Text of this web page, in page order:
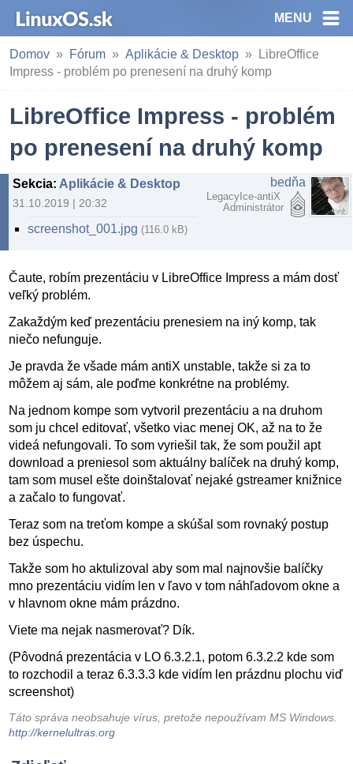
MENU
Domov Fórum Aplikácie & Desktop
LibreOffice
Impress - problém po prenesení na druhý komp
LibreOffice Impress - problém
po prenesení na druhý komp
Sekcia: Aplikácie & Desktop
31.10.2019 | 20:32
bedňa
LegacyIce-antiX
Administrátor
screenshot_001.jpg (116.0 kB)
Čaute, robím prezentáciu v LibreOffice Impress a mám dosť
veľký problém.
Zakaždým keď prezentáciu prenesiem na iný komp, tak
niečo nefunguje.
Je pravda že všade mám antiX unstable, takže si za to
môžem aj sám, ale poďme konkrétne na problémy.
Na jednom kompe som vytvoril prezentáciu a na druhom
som ju chcel editovať, všetko viac menej OK, až na to že
videá nefungovali. To som vyriešil tak, že som použil apt
download a preniesol som aktuálny balíček na druhý komp,
tam som musel ešte doinštalovať nejaké gstreamer knižnice
a začalo to fungovať.
Teraz som na treťom kompe a skúšal som rovnaký postup
bez úspechu.
Takže som ho aktulizoval aby som mal najnovšie balíčky
mno prezentáciu vidím len v ľavo v tom náhľadovom okne a
v hlavnom okne mám prázdno.
Viete ma nejak nasmerovať? Dík.
(Pôvodná prezentácia v LO 6.3.2.1, potom 6.3.2.2 kde som
to rozchodil a teraz 6.3.3.3 kde vidím len prázdnu plochu viď
screenshot)
Táto správa neobsahuje vírus, pretože nepoužívam MS Windows.
http://kernelultras.org